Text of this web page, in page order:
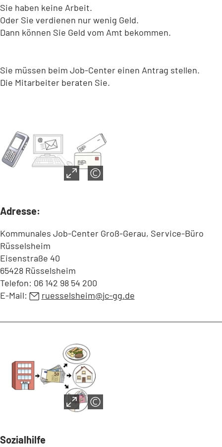
Sie haben keine Arbeit.
Oder Sie verdienen nur wenig Geld.
Dann können Sie Geld vom Amt bekommen.
Sie müssen beim Job-Center einen Antrag stellen.
Die Mitarbeiter beraten Sie.
Adresse:
Kommunales Job-Center Groß-Gerau, Service-Büro
Rüsselsheim
Eisenstraße 40
65428 Rüsselsheim
Telefon: 06 142 98 54 200
E-Mail:
ruesselsheim jc-gg de
Sozialhilfe